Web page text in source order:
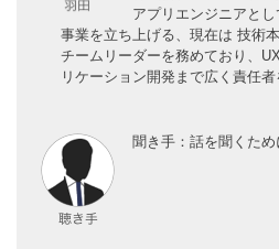
アプリエンジニアと
事業を立ち上げる、現在は 技術
チームリーダーを務めており、
リケーション開発まで広く責任者
聞き手：話を聞くため